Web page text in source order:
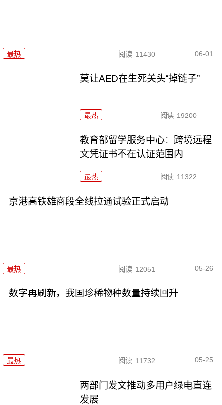
最热 阅读 11430 06-01
莫让AED在生死关头“掉链子”
最热 阅读 19200
教育部留学服务中心：跨境远程
文凭证书不在认证范围内
最热 阅读 11322
京港高铁雄商段全线拉通试验正式启动
最热 阅读 12051 05-26
数字再刷新，我国珍稀物种数量持续回升
最热 阅读 11732 05-25
两部门发文推动多用户绿电直连
发展